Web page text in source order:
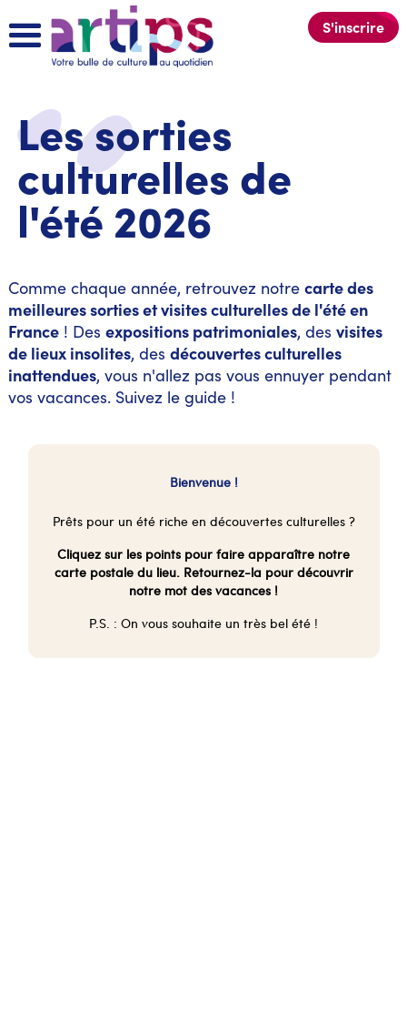
S'inscrire
Les sorties
culturelles de
l'été 2026
Comme chaque année, retrouvez notre carte des
meilleures sorties et visites culturelles de l'été en
France! Des expositions patrimoniales, des visites
de lieux insolites, des découvertes culturelles
inattendues, vous n'allez pas vous ennuyer pendant
vos vacances. Suivez le guide !